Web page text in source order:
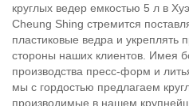
круглых ведер емкостью 5 л в
Cheung Shing стремится
пластиковые ведра и укреплять
стороны наших клиентов. Имея
производства пресс-форм и
мы с гордостью предлагаем
производимые в нашем